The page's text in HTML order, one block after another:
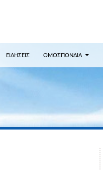
ΕΙΔΗΣΕΙΣ ΟΜΟΣΠΟΝΔΙΑ